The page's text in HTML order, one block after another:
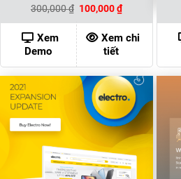
300,000₫ Giá
là:
300,000 ₫.
100,000₫Giá
hiện
tại
là:
100,000 ₫.
Xem
Demo
Xem chi
tiết